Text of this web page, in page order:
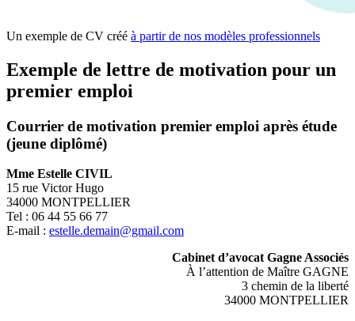
Un exemple de CV créé à partir de nos modèles professionnels
Exemple de lettre de motivation pour un
premier emploi
Courrier de motivation premier emploi après étude
(jeune diplômé)
Mme Estelle CIVIL
15 rue Victor Hugo
34000 MONTPELLIER
Tel : 06 44 55 66 77
E-mail : estelle.demain@gmail.com
Cabinet d’avocat Gagne Associés
À l’attention de Maître GAGNE
3 chemin de la liberté
34000 MONTPELLIER